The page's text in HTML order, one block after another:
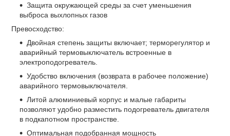
Защита окружающей среды за счет уменьшения
выброса выхлопных газов
Превосходство:
Двойная степень защиты включает; терморегулятор и
аварийный термовыключатель встроенные в
электроподогреватель.
Удобство включения (возврата в рабочее положение)
аварийного термовыключателя.
Литой алюминиевый корпус и малые габариты
позволяют удобно разместить подогреватель двигателя
в подкапотном пространстве.
Оптимальная подобранная мощность